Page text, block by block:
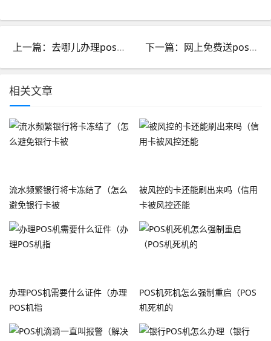
上一篇：去哪儿办理pos机_去哪儿办理pos机流程 下一篇：网上免费送pos机_网上免费送pos机是真的吗
相关文章
流水频繁银行将卡冻结了（怎么
避免银行卡被
被风控的卡还能刷出来吗（信用
卡被风控还能
办理POS机需要什么证件（办理
POS机指
POS机死机怎么强制重启（POS
机死机的